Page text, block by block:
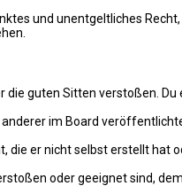
und unentgeltliches
guten Sitten verstoßen.
im Board
er nicht selbst erstellt hat
oder geeignet sind,